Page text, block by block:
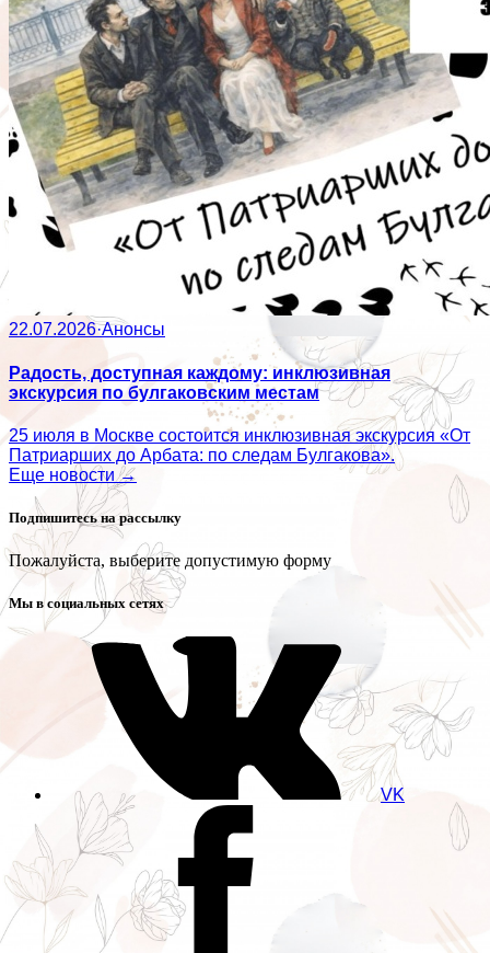
22.07.2026·Анонсы
Радость, доступная каждому: инклюзивная
экскурсия по булгаковским местам
25 июля в Москве состоится инклюзивная экскурсия «От
Патриарших до Арбата: по следам Булгакова».
Еще новости →
Подпишитесь на рассылку
Пожалуйста, выберите допустимую форму
Мы в социальных сетях
VK